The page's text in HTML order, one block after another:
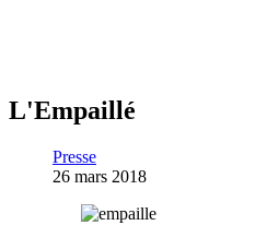
L'Empaillé
Presse
26 mars 2018